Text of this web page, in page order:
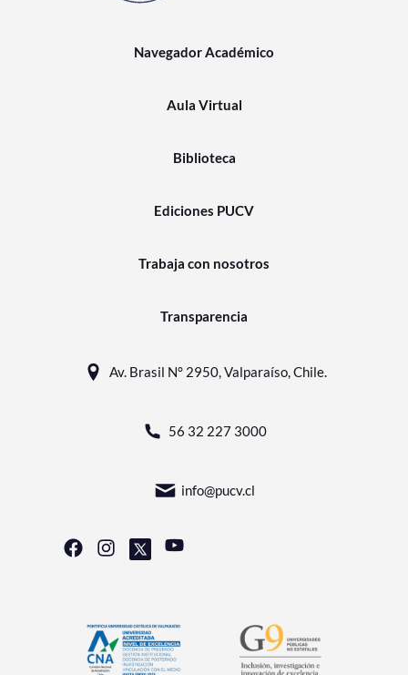
Navegador Académico
Aula Virtual
Biblioteca
Ediciones PUCV
Trabaja con nosotros
Transparencia
Av. Brasil N° 2950, Valparaíso, Chile.
56 32 227 3000
info@pucv.cl